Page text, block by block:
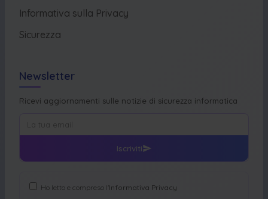
Informativa sulla Privacy
Sicurezza
Newsletter
Ricevi aggiornamenti sulle notizie di sicurezza informatica
Iscriviti
Ho letto e compreso l'Informativa Privacy